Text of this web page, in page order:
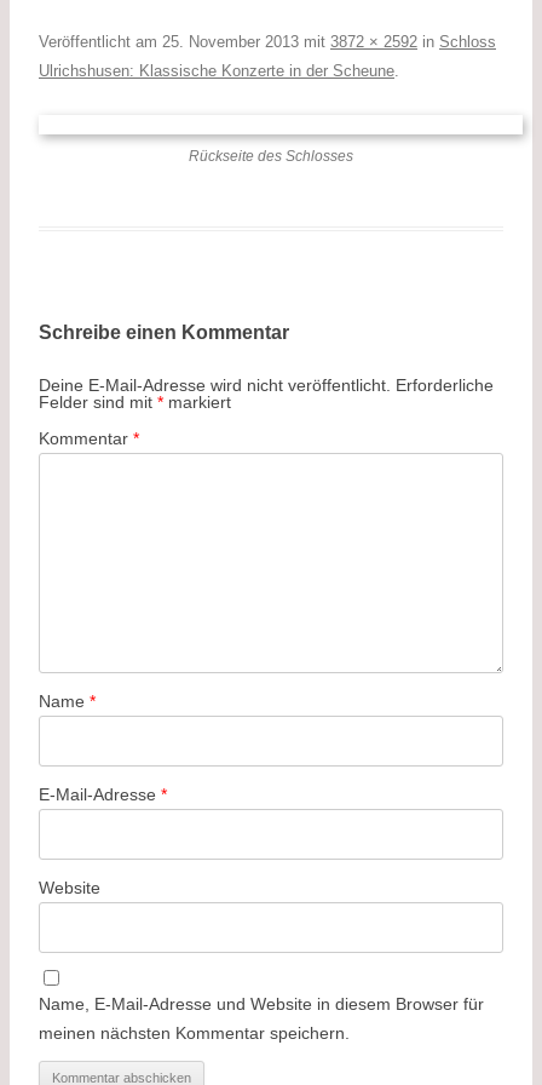
Veröffentlicht am 25. November 2013 mit 3872 × 2592 in Schloss
Ulrichshusen: Klassische Konzerte in der Scheune.
Rückseite des Schlosses
Schreibe einen Kommentar
Deine E-Mail-Adresse wird nicht veröffentlicht. Erforderliche
Felder sind mit * markiert
Kommentar *
Name *
E-Mail-Adresse *
Website
Name, E-Mail-Adresse und Website in diesem Browser für
meinen nächsten Kommentar speichern.